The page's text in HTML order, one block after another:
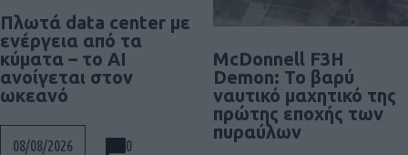
Πλωτά data center με
ενέργεια από τα
κύματα – το AI
ανοίγεται στον
ωκεανό
08/08/2026 0
McDonnell F3H
Demon: Το βαρύ
ναυτικό μαχητικό της
πρώτης εποχής των
πυραύλων